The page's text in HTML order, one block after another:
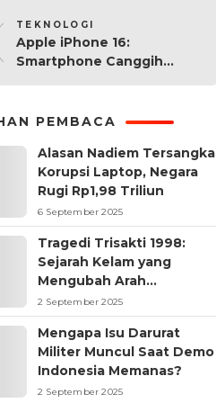
TEKNOLOGI
Apple iPhone 16:
Smartphone Canggih
PEMBACA
Alasan Nadiem Tersangka
Korupsi Laptop, Negara
Rugi Rp1,98 Triliun
6 September 2025
Tragedi Trisakti 1998:
Sejarah Kelam yang
Mengubah Arah
Reformasi Indonesia
2 September 2025
Mengapa Isu Darurat
Militer Muncul Saat Demo
Indonesia Memanas?
2 September 2025